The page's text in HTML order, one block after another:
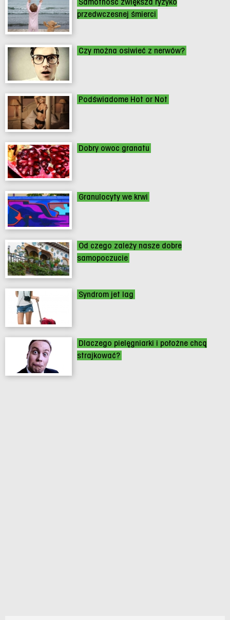
przedwczesnej śmierci
Czy można osiwieć z nerwów?
Podświadome Hot or Not
Dobry owoc granatu
Granulocyty we krwi
Od czego zależy nasze dobre
samopoczucie
Syndrom jet lag
Dlaczego pielęgniarki i położne chcą
strajkować?